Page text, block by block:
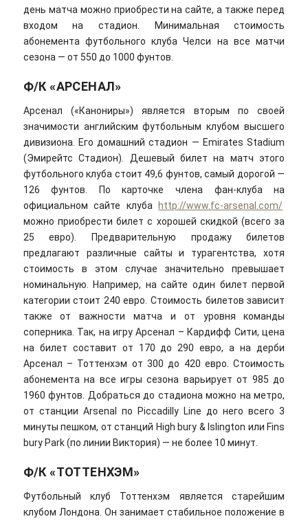
день матча можно приобрести на сайте, а также перед
входом на стадион. Минимальная стоимость
абонемента футбольного клуба Челси на все матчи
сезона — от 550 до 1000 фунтов.
Ф/К «АРСЕНАЛ»
Арсенал («Канониры») является вторым по своей
значимости английским футбольным клубом высшего
дивизиона. Его домашний стадион — Emirates Stadium
(Эмирейтс Стадион). Дешевый билет на матч этого
футбольного клуба стоит 49,6 фунтов, самый дорогой —
126 фунтов. По карточке члена фан-клуба на
официальном сайте клуба
http://www.fc-arsenal.com/
можно приобрести билет с хорошей скидкой (всего за
25 евро). Предварительную продажу билетов
предлагают различные сайты и турагентства, хотя
стоимость в этом случае значительно превышает
номинальную. Например, на сайте один билет первой
категории стоит 240 евро. Стоимость билетов зависит
также от важности матча и от уровня команды
соперника. Так, на игру Арсенал – Кардифф Сити, цена
на билет составит от 170 до 290 евро, а на дерби
Арсенал – Тоттенхэм от 300 до 420 евро. Стоимость
абонемента на все игры сезона варьирует от 985 до
1960 фунтов. Добраться до стадиона можно на метро,
от станции Arsenal по Piccadilly Line до него всего 3
минуты пешком, от станций High bury & Islington или Fins
bury Park (по линии Виктория) — не более 10 минут.
Ф/К «ТОТТЕНХЭМ»
Футбольный клуб Тоттенхэм является старейшим
клубом Лондона. Он занимает стабильное положение в